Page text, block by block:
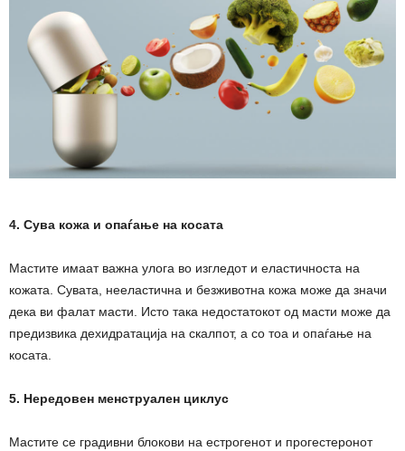
4. Сува кожа и опаѓање на косата
Мастите имаат важна улога во изгледот и еластичноста на
кожата. Сувата, нееластична и безживотна кожа може да значи
дека ви фалат масти. Исто така недостатокот од масти може да
предизвика дехидратација на скалпот, а со тоа и опаѓање на
косата.
5. Нередовен менструален циклус
Мастите се градивни блокови на естрогенот и прогестеронот